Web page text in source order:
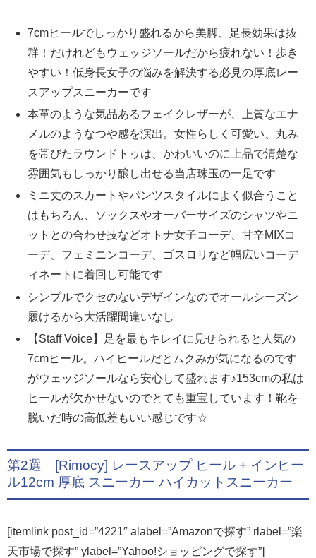
7cmヒールでしっかり盛れるから美脚、足長効果は抜
群！だけれどもウェッジソールだから疲れない！歩き
やすい！低身長女子の悩みを解決する必見の厚底レー
スアップスニーカーです
本革のような気品あるフェイクレザーが、上質なエナ
メルのようなつや感を演出。女性らしく可愛い、丸み
を帯びたラウンドトゥは、かわいいのに上品で清楚な
雰囲気もしっかり醸し出せる当店珠玉の一足です
ミニ丈のスカートやパンツスタイルによく似合うこと
はもちろん、ソックスやオーバーサイズのシャツやニ
ットとの合わせ技などオトナ女子コーデ、甘辛MIXコ
ーデ、フェミニンコーデ、ゴスロリなど幅広いコーデ
ィネートに着回し可能です
シンプルでクセのないデザインなのでオールシーズン
履けるから大活躍間違いなし
【Staff Voice】足を最もキレイに見せられると人気の
7cmヒール。ハイヒールだとムクみが気になるのです
がウェッジソールなら安心して盛れます♪153cmの私は
ヒールが欠かせないのでとても重宝しています！靴を
脱いだ時の高低差もいい感じです☆
第2選 [Rimocy] レースアップ ヒール + インヒー
ル12cm 厚底 スニーカー ハイカットスニーカー
[itemlink post_id=”4221″ alabel=”Amazonで探す” rlabel=”楽
天市場で探す” ylabel=”Yahoo!ショッピングで探す”]